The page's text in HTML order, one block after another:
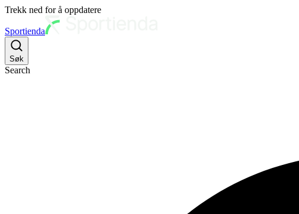
Trekk ned for å oppdatere
Sportienda
Søk
Search